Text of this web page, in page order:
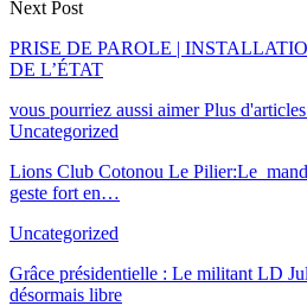
Next Post
PRISE DE PAROLE |
DE L’ÉTAT
vous pourriez aussi aimer Plus
Uncategorized
Lions Club Cotonou Le Pilier:Le
geste fort en…
Uncategorized
Grâce présidentielle : Le militant LD
désormais libre